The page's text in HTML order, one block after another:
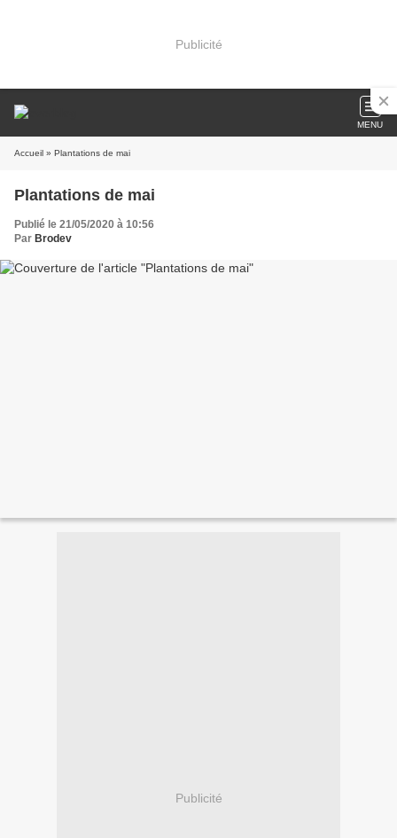
Publicité
MENU
Accueil » Plantations de mai
Plantations de mai
Publié le 21/05/2020 à 10:56
Par Brodev
Publicité